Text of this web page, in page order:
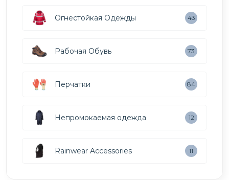
Огнестойкая Одежды 43
Рабочая Обувь 73
Перчатки 84
Непромокаемая одежда 12
Rainwear Accessories 11